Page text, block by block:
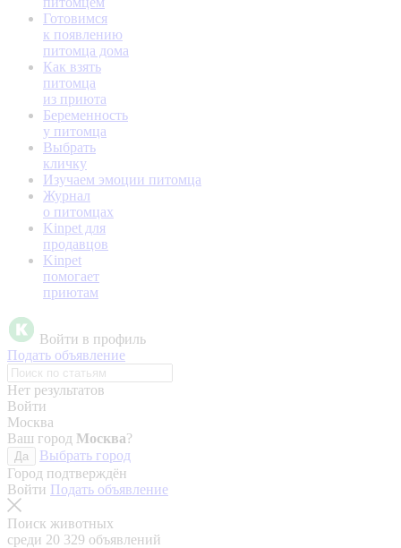
Готовимся
к появлению
питомца дома
Как взять
питомца
из приюта
Беременность
у питомца
Выбрать
кличку
Изучаем эмоции питомца
Журнал
о питомцах
Kinpet для
продавцов
Kinpet
помогает
приютам
Войти в профиль
Подать объявление
Нет результатов
Войти
Москва
Ваш город Москва?
Да
Выбрать город
Город подтверждён
Войти Подать объявление
Поиск животных
среди 20 329 объявлений